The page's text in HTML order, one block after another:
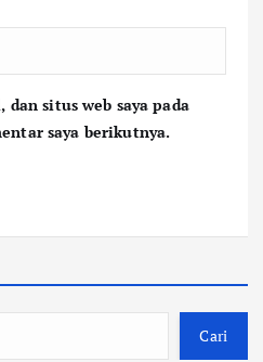
situs web saya pada
saya berikutnya.
Cari